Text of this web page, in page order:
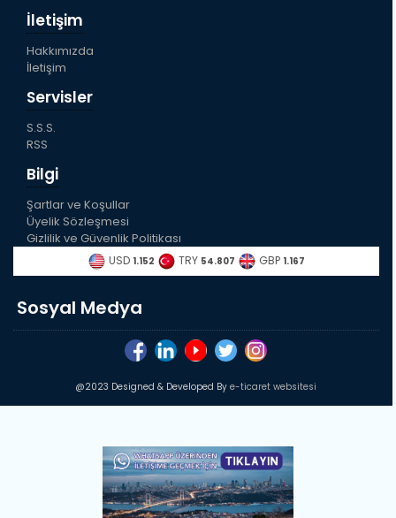
İletişim
Hakkımızda
İletişim
Servisler
S.S.S.
RSS
Bilgi
Şartlar ve Koşullar
Üyelik Sözleşmesi
Gizlilik ve Güvenlik Politikası
USD 1.152 TRY 54.807 GBP 1.167
Sosyal Medya
@2023 Designed & Developed Bye-ticaret websitesi